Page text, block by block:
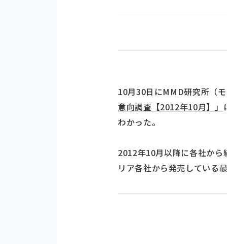
10月30日にMMD研究所（
意向調査【2012年10月】」
わかった。
2012年10月以降に各社から
リア各社から発売している